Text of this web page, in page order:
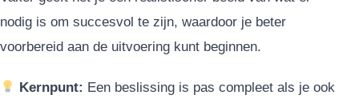
nodig is om succesvol te zijn, waardoor je beter
voorbereid aan de uitvoering kunt beginnen.
Kernpunt: Een beslissing is pas compleet als je ook